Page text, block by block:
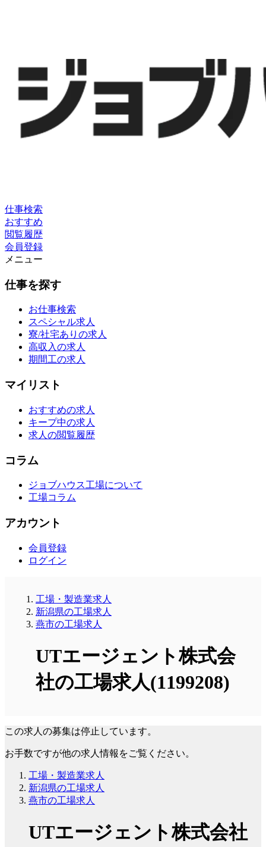
仕事検索
おすすめ
閲覧履歴
会員登録
メニュー
仕事を探す
お仕事検索
スペシャル求人
寮/社宅ありの求人
高収入の求人
期間工の求人
マイリスト
おすすめの求人
キープ中の求人
求人の閲覧履歴
コラム
ジョブハウス工場について
工場コラム
アカウント
会員登録
ログイン
工場・製造業求人
新潟県の工場求人
燕市の工場求人
UTエージェント株式会
社の工場求人(1199208)
この求人の募集は停止しています。
お手数ですが他の求人情報をご覧ください。
工場・製造業求人
新潟県の工場求人
燕市の工場求人
UTエージェント株式会社